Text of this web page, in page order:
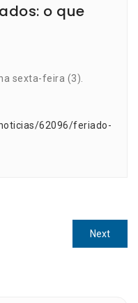
o que
sexta-feira (3).
62096/feriado-
NextNext
post: